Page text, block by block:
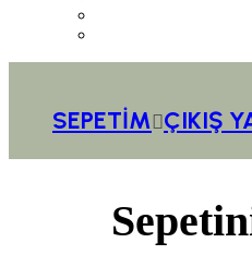
SEPETIM ÇIKIŞ